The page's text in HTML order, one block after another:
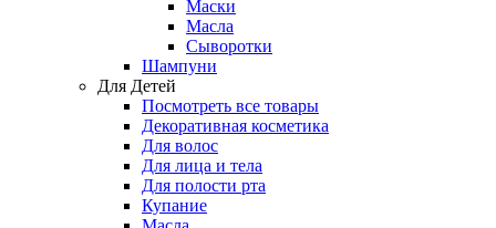
Маски
Масла
Сыворотки
Шампуни
Для Детей
Посмотреть все товары
Декоративная косметика
Для волос
Для лица и тела
Для полости рта
Купание